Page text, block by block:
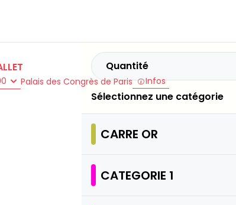
Palais des Congrès de Paris Infos
Quantité
Sélectionnez une catégorie
CARRE OR
CATEGORIE 1